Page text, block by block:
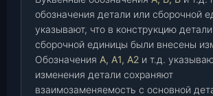
обозначения детали или сборочной
указывают, что в конструкцию
сборочной единицы были внесены
Обозначения А, А1, А2 и т.д.
изменения детали сохраняют
взаимозаменяемость с основной